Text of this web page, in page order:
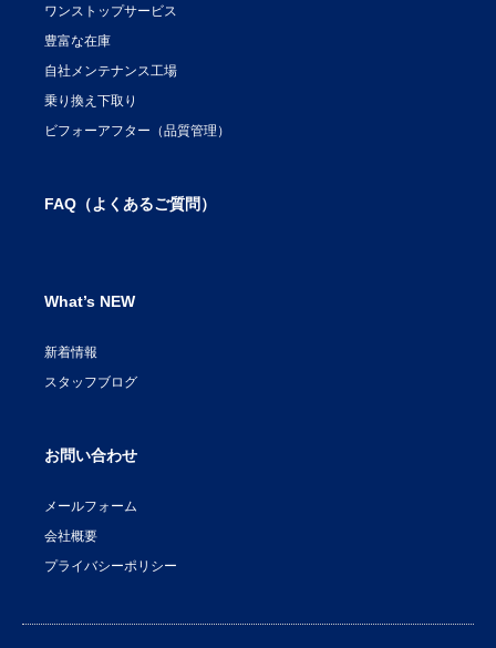
ワンストップサービス
豊富な在庫
自社メンテナンス工場
乗り換え下取り
ビフォーアフター（品質管理）
FAQ（よくあるご質問）
What’s NEW
新着情報
スタッフブログ
お問い合わせ
メールフォーム
会社概要
プライバシーポリシー